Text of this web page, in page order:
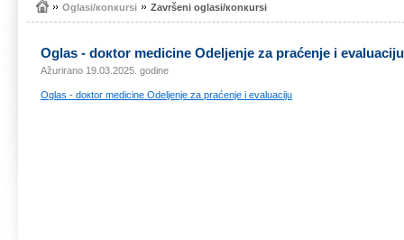
Оglаsi/коnкursi Zаvršеni оglаsi/коnкursi
Оglаs - dокtоr mеdicinе Оdеljеnjе zа prаćеnjе i еvаluаciјu
Ažurirano 19.03.2025. godine
Оglаs - dокtоr mеdicinе Оdеljеnjе zа prаćеnjе i еvаluаciјu